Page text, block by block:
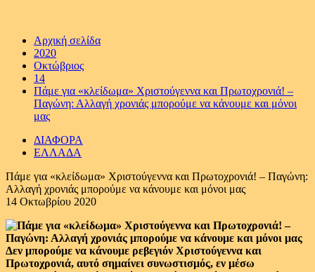
Αρχική σελίδα
2020
Οκτώβριος
14
Πάμε για «κλείδωμα» Χριστούγεννα και Πρωτοχρονιά! –
Παγώνη: Αλλαγή χρονιάς μπορούμε να κάνουμε και μόνοι
μας
ΔΙΑΦΟΡΑ
ΕΛΛΑΔΑ
Πάμε για «κλείδωμα» Χριστούγεννα και Πρωτοχρονιά! – Παγώνη:
Αλλαγή χρονιάς μπορούμε να κάνουμε και μόνοι μας
14 Οκτωβρίου 2020
Δεν μπορούμε να κάνουμε ρεβεγιόν Χριστούγεννα και
Πρωτοχρονιά, αυτό σημαίνει συνωστισμός, εν μέσω